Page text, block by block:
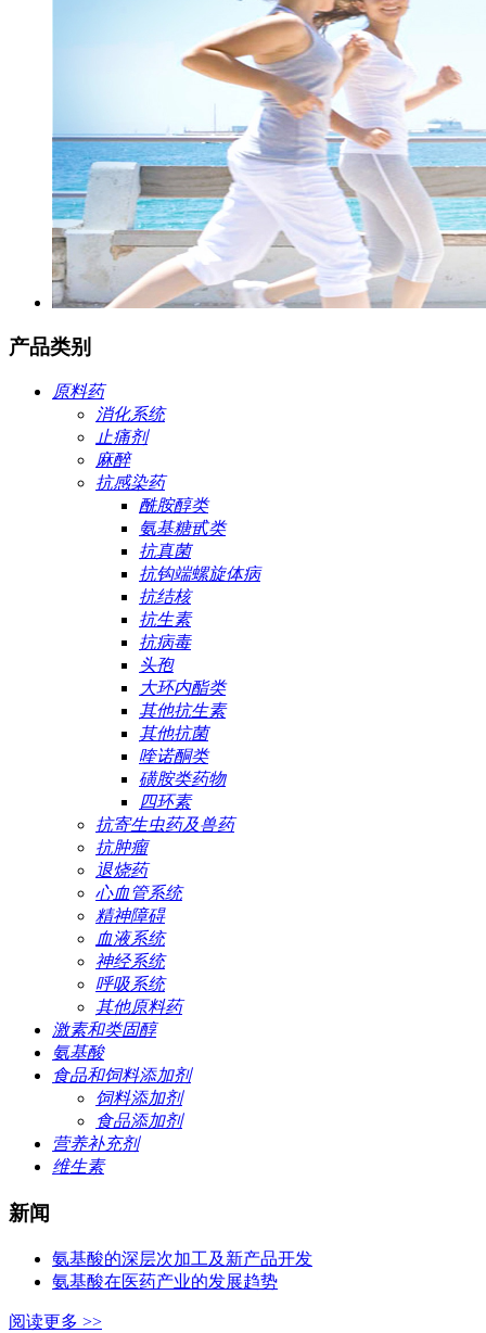
产品类别
原料药
消化系统
止痛剂
麻醉
抗感染药
酰胺醇类
氨基糖甙类
抗真菌
抗钩端螺旋体病
抗结核
抗生素
抗病毒
头孢
大环内酯类
其他抗生素
其他抗菌
喹诺酮类
磺胺类药物
四环素
抗寄生虫药及兽药
抗肿瘤
退烧药
心血管系统
精神障碍
血液系统
神经系统
呼吸系统
其他原料药
激素和类固醇
氨基酸
食品和饲料添加剂
饲料添加剂
食品添加剂
营养补充剂
维生素
新闻
氨基酸的深层次加工及新产品开发
氨基酸在医药产业的发展趋势
阅读更多 >>